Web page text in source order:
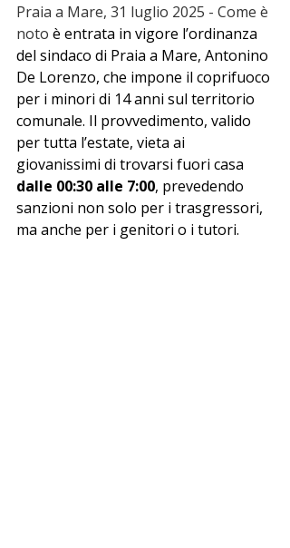
Praia a Mare, 31 luglio 2025 - Come è
noto è entrata in vigore l’ordinanza
del sindaco di Praia a Mare, Antonino
De Lorenzo, che impone il coprifuoco
per i minori di 14 anni sul territorio
comunale. Il provvedimento, valido
per tutta l’estate, vieta ai
giovanissimi di trovarsi fuori casa
dalle 00:30 alle 7:00, prevedendo
sanzioni non solo per i trasgressori,
ma anche per i genitori o i tutori.